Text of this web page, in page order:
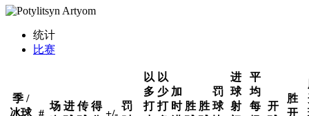
统计
比赛
季 /
冰球
#
场 进 传 得
+/-
罚
以
多
打
以
少
打
加
时 胜 胜
罚
球
进
球
射
平
均
每 开
胜
开